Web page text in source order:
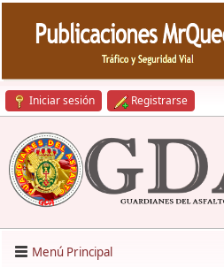
Iniciar sesión Registrarse
Menú Principal